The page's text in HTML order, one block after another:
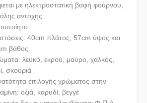
με ηλεκτροστατική βαφή φούρνου,
αντοχής
40cm πλάτος, 57cm ύψος και
βάθος.
λευκό, εκρού, μαύρο, χαλκός,
σκουριά
επιλογής χρώματος στην
οξιά, καρυδί, βεγγέ